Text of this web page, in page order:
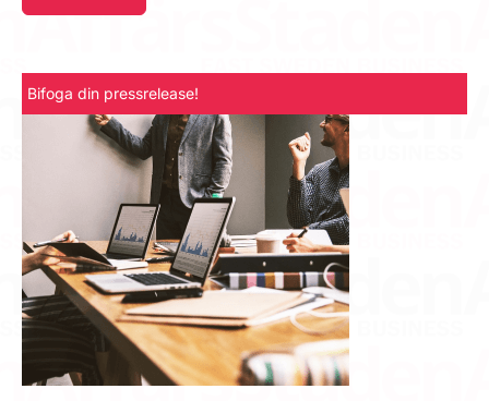
Bifoga din pressrelease!